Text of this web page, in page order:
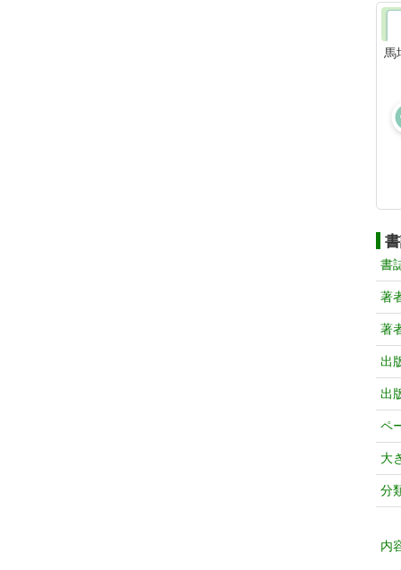
書
著
著
出
出
ペ
大
分
内